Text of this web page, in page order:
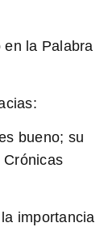
en la Palabra
bueno; su
Crónicas
importancia